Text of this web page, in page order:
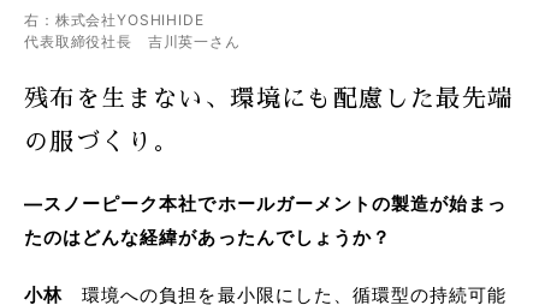
右：株式会社YOSHIHIDE
代表取締役社長 吉川英一さん
残布を生まない、環境にも配慮した最先端
の服づくり。
―スノーピーク本社でホールガーメントの製造が始まっ
たのはどんな経緯があったんでしょうか？
小林 環境への負担を最小限にした、循環型の持続可能